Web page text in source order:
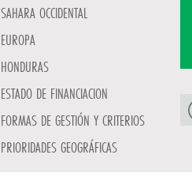
SAHARA OCCIDENTAL
EUROPA
HONDURAS
ESTADO DE FINANCIACION
FORMAS DE GESTIÓN Y CRITERIOS
PRIORIDADES GEOGRÁFICAS